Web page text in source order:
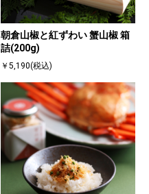
朝倉山椒と紅ずわい 蟹山椒 箱
詰(200g)
￥5,190(税込)